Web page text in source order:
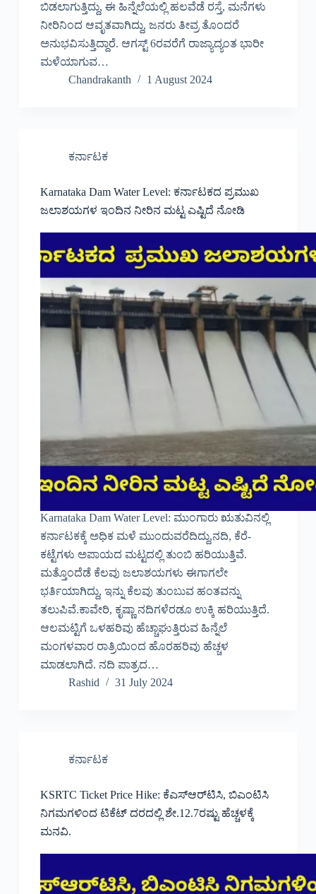
ಬಿಡಲಾಗುತ್ತಿದ್ದು, ಈ ಹಿನ್ನೆಲೆಯಲ್ಲಿ ಹಲವೆಡೆ ರಸ್ತೆ, ಮನೆಗಳು
ನೀರಿನಿಂದ ಆವೃತವಾಗಿದ್ದು, ಜನರು ತೀವ್ರ ತೊಂದರೆ
ಅನುಭವಿಸುತ್ತಿದ್ದಾರೆ. ಆಗಸ್ಟ್ 6ರವರೆಗೆ ರಾಜ್ಯಾದ್ಯಂತ ಭಾರೀ
ಮಳೆಯಾಗುವ…
Chandrakanth
1 August 2024
ಕರ್ನಾಟಕ
Karnataka Dam Water Level: ಕರ್ನಾಟಕದ ಪ್ರಮುಖ
ಜಲಾಶಯಗಳ ಇಂದಿನ ನೀರಿನ ಮಟ್ಟ ಎಷ್ಟಿದೆ ನೋಡಿ
Karnataka Dam Water Level: ಮುಂಗಾರು ಋತುವಿನಲ್ಲಿ
ಕರ್ನಾಟಕಕ್ಕೆ ಅಧಿಕ ಮಳೆ ಮುಂದುವರೆದಿದ್ದು,ನದಿ, ಕೆರೆ-
ಕಟ್ಟೆಗಳು ಅಪಾಯದ ಮಟ್ಟದಲ್ಲಿ ತುಂಬಿ ಹರಿಯುತ್ತಿವೆ.
ಮತ್ತೊಂದೆಡೆ ಕೆಲವು ಜಲಾಶಯಗಳು ಈಗಾಗಲೇ
ಭರ್ತಿಯಾಗಿದ್ದು, ಇನ್ನು ಕೆಲವು ತುಂಬುವ ಹಂತವನ್ನು
ತಲುಪಿವೆ.ಕಾವೇರಿ, ಕೃಷ್ಣಾ ನದಿಗಳೆರಡೂ ಉಕ್ಕಿ ಹರಿಯುತ್ತಿದೆ.
ಆಲಮಟ್ಟಿಗೆ ಒಳಹರಿವು ಹೆಚ್ಚಾಘುತ್ತಿರುವ ಹಿನ್ನೆಲೆ
ಮಂಗಳವಾರ ರಾತ್ರಿಯಿಂದ ಹೊರಹರಿವು ಹೆಚ್ಚಳ
ಮಾಡಲಾಗಿದೆ. ನದಿ ಪಾತ್ರದ…
Rashid
31 July 2024
ಕರ್ನಾಟಕ
KSRTC Ticket Price Hike: ಕೆಎಸ್‌ಆರ್‌ಟಿಸಿ, ಬಿಎಂಟಿಸಿ
ನಿಗಮಗಳಿಂದ ಟಿಕೆಟ್ ದರದಲ್ಲಿ ಶೇ.12.7ರಷ್ಟು ಹೆಚ್ಚಳಕ್ಕೆ
ಮನವಿ.